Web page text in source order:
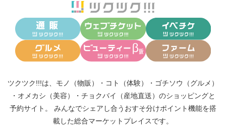
ツクツク!!!は、 モノ（物販） ・ コト（体験） ・ ゴチソウ（グルメ）
・ オメカシ（美容） ・ チョクバイ（産地直送） のショッピングと
予約サイト。
みんなでシェアし合う おすそ分けポイント機能を搭
載した総合マーケットプレイスです。